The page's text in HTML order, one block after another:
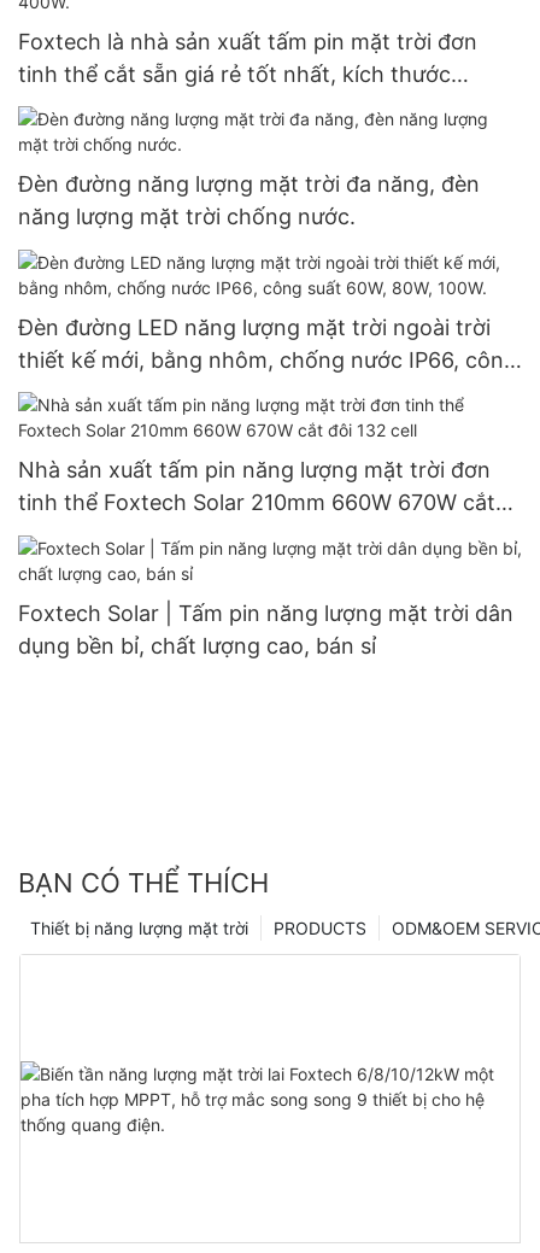
Foxtech là nhà sản xuất tấm pin mặt trời đơn
tinh thể cắt sẵn giá rẻ tốt nhất, kích thước
182mm, công suất 300W, 360W, 400W.
Đèn đường năng lượng mặt trời đa năng, đèn
năng lượng mặt trời chống nước.
Đèn đường LED năng lượng mặt trời ngoài trời
thiết kế mới, bằng nhôm, chống nước IP66, công
suất 60W, 80W, 100W.
Nhà sản xuất tấm pin năng lượng mặt trời đơn
tinh thể Foxtech Solar 210mm 660W 670W cắt
đôi 132 cell
Foxtech Solar | Tấm pin năng lượng mặt trời dân
dụng bền bỉ, chất lượng cao, bán sỉ
BẠN CÓ THỂ THÍCH
ODM&OEM
PRODUCTS
Thiết bị năng lượng mặt trời